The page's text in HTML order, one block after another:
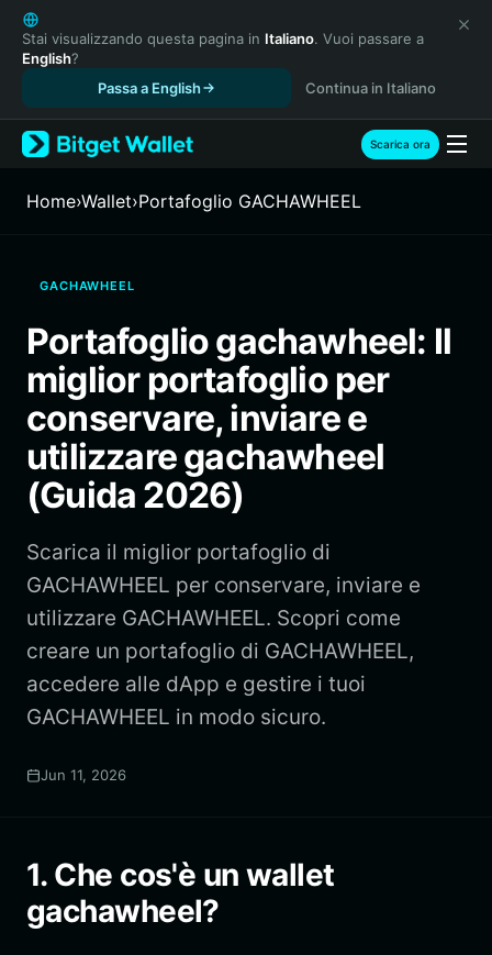
English
日本語
Tiếng Việt
Español (Latinoamérica)
Türkçe
Français
繁體中文
Bahasa Indonesia
ภาษาไทย
Español
Português (Brasil)
Español (Argentina)
Stai visualizzando questa pagina in Italiano. Vuoi passare a
English?
Passa a English
Continua in Italiano
Scarica ora
Home›Wallet›Portafoglio GACHAWHEEL
GACHAWHEEL
Portafoglio gachawheel: Il
miglior portafoglio per
conservare, inviare e
utilizzare gachawheel
(Guida 2026)
Scarica il miglior portafoglio di
GACHAWHEEL per conservare, inviare e
utilizzare GACHAWHEEL. Scopri come
creare un portafoglio di GACHAWHEEL,
accedere alle dApp e gestire i tuoi
GACHAWHEEL in modo sicuro.
Jun 11, 2026
1. Che cos'è un wallet
gachawheel?